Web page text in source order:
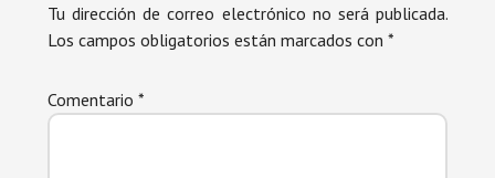
los
Tu dirección de correo electrónico no será publicada.
Los campos obligatorios están marcados con *
Comentario *